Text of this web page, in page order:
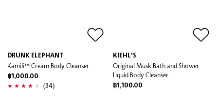
DRUNK ELEPHANT
Kamili™ Cream Body Cleanser
฿1,000.00
(34)
KIEHL'S
Original Musk Bath and Shower
Liquid Body Cleanser
฿1,100.00